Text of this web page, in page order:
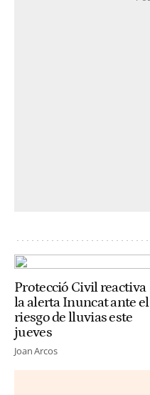
Protecció Civil reactiva
la alerta Inuncat ante el
riesgo de lluvias este
jueves
Joan Arcos